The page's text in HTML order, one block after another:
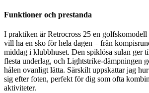
Funktioner och prestanda
I praktiken är Retrocross 25 en golfskomodell
vill ha en sko för hela dagen – från
middag i klubbhuset. Den spiklösa sulan ger
flesta underlag, och Lightstrike-dämpningen
hålen ovanligt lätta. Särskilt uppskattar jag
sig efter foten, perfekt för dig som ofta
aktiviteter.